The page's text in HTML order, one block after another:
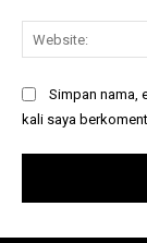
Simpan nama,
kali saya